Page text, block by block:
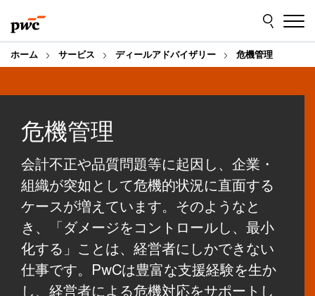
to
content
to
footer
ホーム サービス ディールアドバイザリー 危機管理
危機管理
会計不正や品質問題等に起因し、企業・
組織が突如として危機的状況に直面する
ケースが増えています。そのようなと
き、「ダメージをコントロールし、最小
化する」ことは、経営者にしかできない
仕事です。PwCは豊富な支援経験を生か
し、経営者による危機対応をサポートし